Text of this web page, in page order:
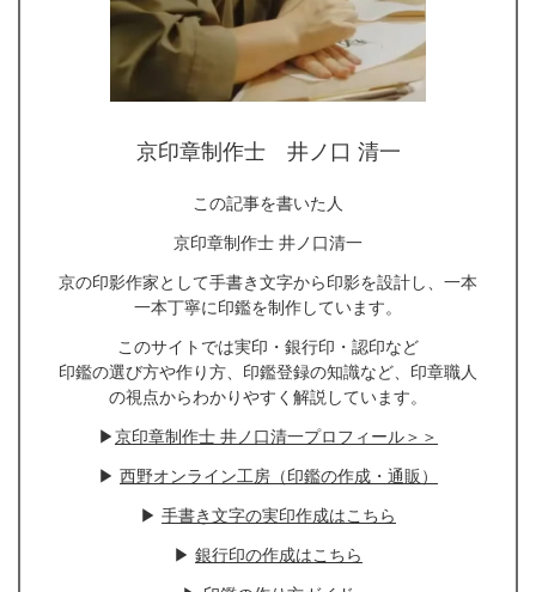
京印章制作士 井ノ口 清一
この記事を書いた人
京印章制作士 井ノ口清一
京の印影作家として手書き文字から印影を設計し、一本
一本丁寧に印鑑を制作しています。
このサイトでは実印・銀行印・認印など
印鑑の選び方や作り方、印鑑登録の知識など、印章職人
の視点からわかりやすく解説しています。
▶京印章制作士 井ノ口清一プロフィール＞＞
▶ 西野オンライン工房（印鑑の作成・通販）
▶ 手書き文字の実印作成はこちら
▶ 銀行印の作成はこちら